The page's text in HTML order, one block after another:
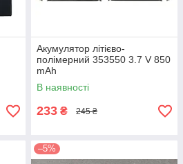
Акумулятор літієво-
полімерний 353550 3.7 V 850
mAh
В наявності
233 ₴ 245 ₴
–5%